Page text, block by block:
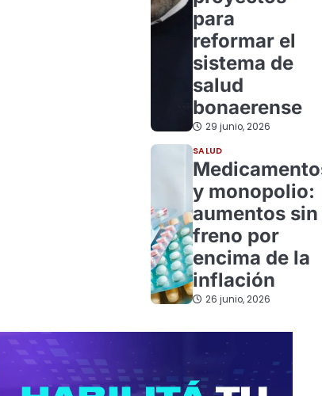
para
reformar el
sistema de
salud
bonaerense
29 junio, 2026
SALUD
y monopolio:
aumentos sin
freno por
encima de la
inflación
26 junio, 2026